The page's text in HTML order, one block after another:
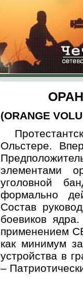
(ORANGE
Ольстере.
элементами
уголовной
формально
Состав
боевиков
применением
как минимум
устройства в
–